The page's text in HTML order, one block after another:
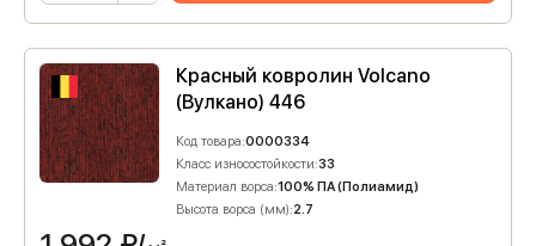
Красный ковролин Volcano
(Вулкано) 446
Код товара:0000334
Класс износостойкости:33
Материал ворса:100% ПА (Полиамид)
Высота ворса (мм):2.7